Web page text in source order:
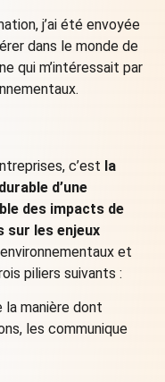
j’ai été envoyée
dans le monde de
qui m’intéressait par
c’est la
d’une
des impacts de
sur les enjeux
et
piliers suivants :
la manière dont
les communique